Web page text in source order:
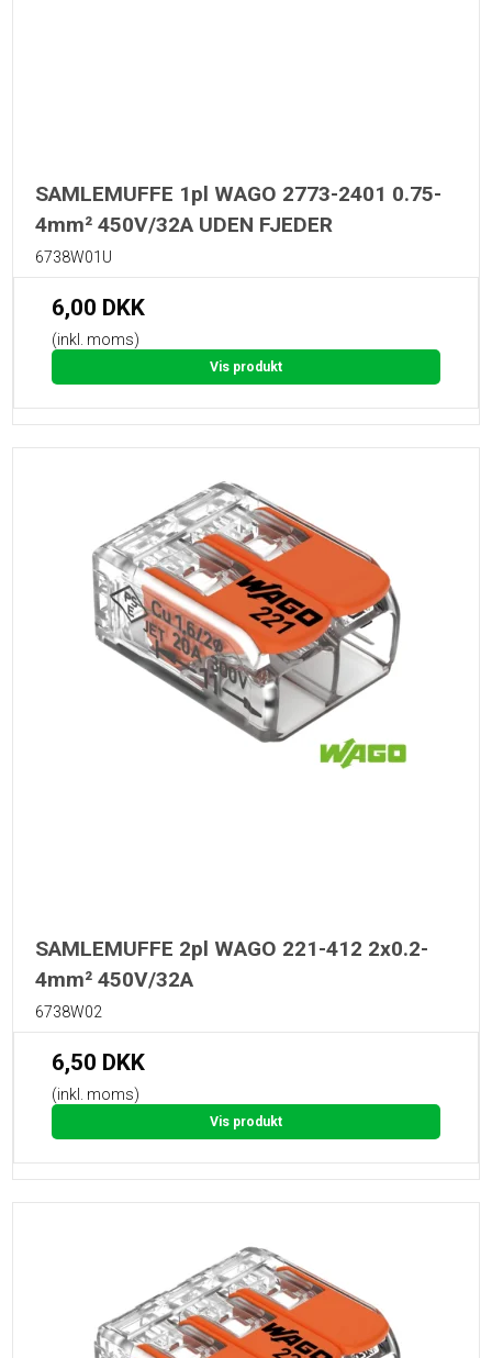
SAMLEMUFFE 1pl WAGO 2773-2401 0.75-
4mm² 450V/32A UDEN FJEDER
6738W01U
6,00 DKK
(inkl. moms)
Vis produkt
SAMLEMUFFE 2pl WAGO 221-412 2x0.2-
4mm² 450V/32A
6738W02
6,50 DKK
(inkl. moms)
Vis produkt